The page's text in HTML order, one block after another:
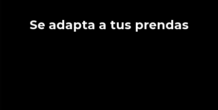
Se adapta a tus prendas